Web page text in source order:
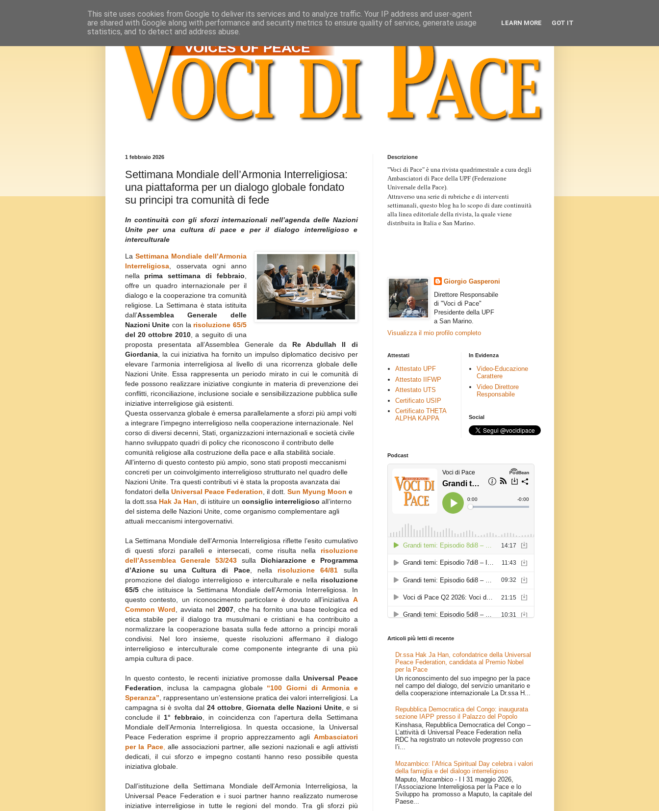
1 febbraio 2026
Settimana Mondiale dell’Armonia Interreligiosa:
una piattaforma per un dialogo globale fondato
su principi tra comunità di fede
In continuità con gli sforzi internazionali nell’agenda delle Nazioni
Unite per una cultura di pace e per il dialogo interreligioso e
interculturale
La Settimana Mondiale dell’Armonia
Interreligiosa, osservata ogni anno
nella prima settimana di febbraio,
offre un quadro internazionale per il
dialogo e la cooperazione tra comunità
religiose. La Settimana è stata istituita
dall’Assemblea Generale delle
Nazioni Unite con la risoluzione 65/5
del 20 ottobre 2010, a seguito di una
proposta presentata all’Assemblea Generale da Re Abdullah II di
Giordania, la cui iniziativa ha fornito un impulso diplomatico decisivo per
elevare l’armonia interreligiosa al livello di una ricorrenza globale delle
Nazioni Unite. Essa rappresenta un periodo mirato in cui le comunità di
fede possono realizzare iniziative congiunte in materia di prevenzione dei
conflitti, riconciliazione, inclusione sociale e sensibilizzazione pubblica sulle
iniziative interreligiose già esistenti.
Questa osservanza globale è emersa parallelamente a sforzi più ampi volti
a integrare l’impegno interreligioso nella cooperazione internazionale. Nel
corso di diversi decenni, Stati, organizzazioni internazionali e società civile
hanno sviluppato quadri di policy che riconoscono il contributo delle
comunità religiose alla costruzione della pace e alla stabilità sociale.
All’interno di questo contesto più ampio, sono stati proposti meccanismi
concreti per un coinvolgimento interreligioso strutturato nel quadro delle
Nazioni Unite. Tra questi contributi vi è stata la proposta avanzata dai
fondatori della Universal Peace Federation, il dott. Sun Myung Moon e
la dott.ssa Hak Ja Han, di istituire un consiglio interreligioso all’interno
del sistema delle Nazioni Unite, come organismo complementare agli
attuali meccanismi intergovernativi.
La Settimana Mondiale dell’Armonia Interreligiosa riflette l’esito cumulativo
di questi sforzi paralleli e intersecati, come risulta nella risoluzione
dell’Assemblea Generale 53/243
sulla Dichiarazione e Programma
d’Azione su una Cultura di Pace, nella risoluzione 64/81
sulla
promozione del dialogo interreligioso e interculturale e nella risoluzione
65/5che istituisce la Settimana Mondiale dell’Armonia Interreligiosa. In
questo contesto, un riconoscimento particolare è dovuto all’iniziativa A
Common Word, avviata nel 2007, che ha fornito una base teologica ed
etica stabile per il dialogo tra musulmani e cristiani e ha contribuito a
normalizzare la cooperazione basata sulla fede attorno a principi morali
condivisi. Nel loro insieme, queste risoluzioni affermano il dialogo
interreligioso e interculturale come componente integrante di una più
ampia cultura di pace.
In questo contesto, le recenti iniziative promosse dallaUniversal Peace
Federation, inclusa la campagna globale “100 Giorni di Armonia e
Speranza”, rappresentano un’estensione pratica dei valori interreligiosi. La
campagna si è svolta dal 24 ottobre,Giornata delle Nazioni Unite, e si
conclude il 1° febbraio, in coincidenza con l’apertura della Settimana
Mondiale dell’Armonia Interreligiosa. In questa occasione, la Universal
Peace Federation esprime il proprio apprezzamento agli Ambasciatori
per la Pace, alle associazioni partner, alle sezioni nazionali e agli attivisti
dedicati, il cui sforzo e impegno costanti hanno reso possibile questa
iniziativa globale.
Dall’istituzione della Settimana Mondiale dell’Armonia Interreligiosa, la
Universal Peace Federation e i suoi partner hanno realizzato numerose
iniziative interreligiose in tutte le regioni del mondo. Tra gli sforzi più
Descrizione
"Voci di Pace" è una rivista quadrimestrale a cura degli
Ambasciatori di Pace della UPF (Federazione
Universale della Pace).
Attraverso una serie di rubriche e di interventi
settimanali, questo blog ha lo scopo di dare continuità
alla linea editoriale della rivista, la quale viene
distribuita in Italia e San Marino.
Giorgio Gasperoni
Direttore Responsabile
di "Voci di Pace"
Presidente della UPF
a San Marino.
Visualizza il mio profilo completo
Attestati
Attestato UPF
Attestato IIFWP
Attestato UTS
Certificato USIP
Certificato THETA
ALPHA KAPPA
In Evidenza
Video-Educazione
Carattere
Video Direttore
Responsabile
Social
Podcast
Articoli più letti di recente
Dr.ssa Hak Ja Han, cofondatrice della Universal
Peace Federation, candidata al Premio Nobel
per la Pace
Un riconoscimento del suo impegno per la pace
nel campo del dialogo, del servizio umanitario e
della cooperazione internazionale La Dr.ssa H...
Repubblica Democratica del Congo: inaugurata
sezione IAPP presso il Palazzo del Popolo
Kinshasa, Repubblica Democratica del Congo –
L’attività di Universal Peace Federation nella
RDC ha registrato un notevole progresso con
l’i...
Mozambico: l’Africa Spiritual Day celebra i valori
della famiglia e del dialogo interreligioso
Maputo, Mozambico - I l 31 maggio 2026,
l’Associazione Interreligiosa per la Pace e lo
Sviluppo ha promosso a Maputo, la capitale del
Paese...
This site uses cookies from Google to deliver its services and to analyze traffic. Your IP address and user-agent
are shared with Google along with performance and security metrics to ensure quality of service, generate usage
statistics, and to detect and address abuse.
LEARN MORE GOT IT